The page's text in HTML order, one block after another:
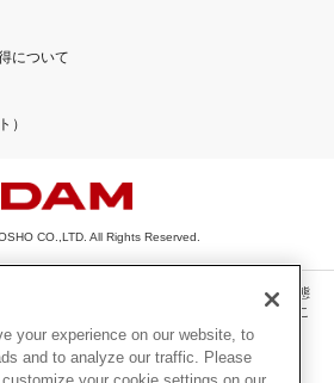
について
）
CO.,LTD. All Rights Reserved.
の文章・画像・写真・動画・音声等を、手段や形態
を超えて無断で複製、転載、ファイル化などするこ
りご利用いただけない場合があります。
your experience on our website, to
and to analyze our traffic. Please